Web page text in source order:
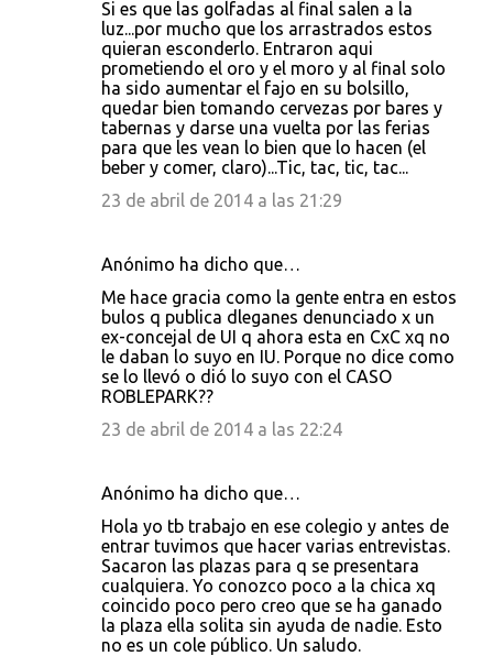
Si es que las golfadas al final salen a la
luz...por mucho que los arrastrados estos
quieran esconderlo. Entraron aqui
prometiendo el oro y el moro y al final solo
ha sido aumentar el fajo en su bolsillo,
quedar bien tomando cervezas por bares y
tabernas y darse una vuelta por las ferias
para que les vean lo bien que lo hacen (el
beber y comer, claro)...Tic, tac, tic, tac...
23 de abril de 2014 a las 21:29
Anónimo ha dicho que…
Me hace gracia como la gente entra en estos
bulos q publica dleganes denunciado x un
ex-concejal de UI q ahora esta en CxC xq no
le daban lo suyo en IU. Porque no dice como
se lo llevó o dió lo suyo con el CASO
ROBLEPARK??
23 de abril de 2014 a las 22:24
Anónimo ha dicho que…
Hola yo tb trabajo en ese colegio y antes de
entrar tuvimos que hacer varias entrevistas.
Sacaron las plazas para q se presentara
cualquiera. Yo conozco poco a la chica xq
coincido poco pero creo que se ha ganado
la plaza ella solita sin ayuda de nadie. Esto
no es un cole público. Un saludo.